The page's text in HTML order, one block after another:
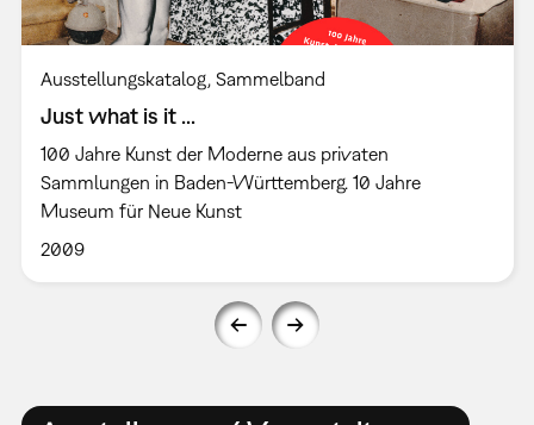
Ausstellungskatalog Sammelband
Just what is it ...
100 Jahre Kunst der Moderne aus privaten
Sammlungen in Baden-Württemberg. 10 Jahre
Museum für Neue Kunst
2009